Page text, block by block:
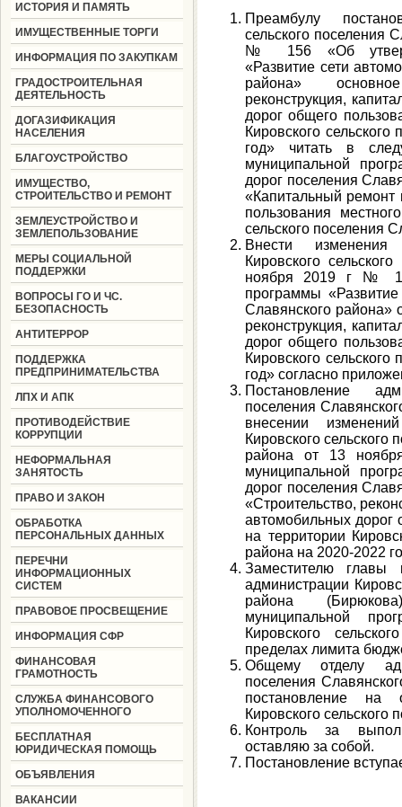
ИСТОРИЯ И ПАМЯТЬ
ИМУЩЕСТВЕННЫЕ ТОРГИ
ИНФОРМАЦИЯ ПО ЗАКУПКАМ
ГРАДОСТРОИТЕЛЬНАЯ
ДЕЯТЕЛЬНОСТЬ
ДОГАЗИФИКАЦИЯ
НАСЕЛЕНИЯ
БЛАГОУСТРОЙСТВО
ИМУЩЕСТВО,
СТРОИТЕЛЬСТВО И РЕМОНТ
ЗЕМЛЕУСТРОЙСТВО И
ЗЕМЛЕПОЛЬЗОВАНИЕ
МЕРЫ СОЦИАЛЬНОЙ
ПОДДЕРЖКИ
ВОПРОСЫ ГО И ЧС.
БЕЗОПАСНОСТЬ
АНТИТЕРРОР
ПОДДЕРЖКА
ПРЕДПРИНИМАТЕЛЬСТВА
ЛПХ И АПК
ПРОТИВОДЕЙСТВИЕ
КОРРУПЦИИ
НЕФОРМАЛЬНАЯ
ЗАНЯТОСТЬ
ПРАВО И ЗАКОН
ОБРАБОТКА
ПЕРСОНАЛЬНЫХ ДАННЫХ
ПЕРЕЧНИ
ИНФОРМАЦИОННЫХ
СИСТЕМ
ПРАВОВОЕ ПРОСВЕЩЕНИЕ
ИНФОРМАЦИЯ СФР
ФИНАНСОВАЯ
ГРАМОТНОСТЬ
СЛУЖБА ФИНАНСОВОГО
УПОЛНОМОЧЕННОГО
БЕСПЛАТНАЯ
ЮРИДИЧЕСКАЯ ПОМОЩЬ
ОБЪЯВЛЕНИЯ
ВАКАНСИИ
Преамбулу
сельского поселения
№ 156 «Об
«Развитие сети
района»
реконструкция,
дорог общего
Кировского
год» читать в
муниципальной
дорог поселения
«Капитальный
пользования
сельского поселения
Внести изменения
Кировского
ноября 2019 г №
программы
Славянского района»
реконструкция,
дорог общего
Кировского
год» согласно
Постановление
поселения
внесении
Кировского сельского
района от 13
муниципальной
дорог поселения
«Строительство,
автомобильных дорог
на территории
района на 2020-2022
Заместителю главы
администрации
района
муниципальной
Кировского
пределах лимита
Общему отделу
поселения
постановление на
Кировского сельского
Контроль за
оставляю за собой.
Постановление